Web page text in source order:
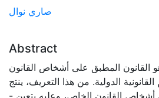
صاري نوال
Abstract
القانون المطبق على أشخاص القانون
الدولية. من هذا التعريف، ينتج:
- إنه قانون مطبق على أشخاص القانون الخاص، وعليه يتعين